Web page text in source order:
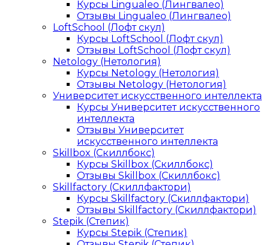
Курсы Lingualeo (Лингвалео)
Отзывы Lingualeo (Лингвалео)
LoftSchool (Лофт скул)
Курсы LoftSchool (Лофт скул)
Отзывы LoftSchool (Лофт скул)
Netology (Нетология)
Курсы Netology (Нетология)
Отзывы Netology (Нетология)
Университет искусственного интеллекта
Курсы Университет искусственного
интеллекта
Отзывы Университет
искусственного интеллекта
Skillbox (Скиллбокс)
Курсы Skillbox (Скиллбокс)
Отзывы Skillbox (Скиллбокс)
Skillfactory (Скиллфактори)
Курсы Skillfactory (Скиллфактори)
Отзывы Skillfactory (Скиллфактори)
Stepik (Степик)
Курсы Stepik (Степик)